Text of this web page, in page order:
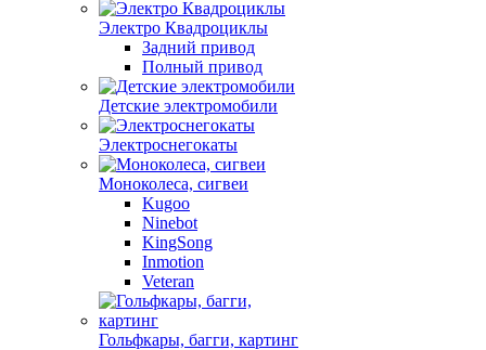
Электро Квадроциклы
Задний привод
Полный привод
Детские электромобили
Электроснегокаты
Моноколеса, сигвеи
Kugoo
Ninebot
KingSong
Inmotion
Veteran
Гольфкары, багги, картинг